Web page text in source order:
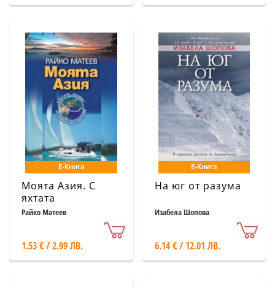
Е-Книга
Моята Азия. С
яхтата
Райко Матеев
1.53 € / 2.99 ЛВ.
Е-Книга
На юг от разума
Изабела Шопова
6.14 € / 12.01 ЛВ.